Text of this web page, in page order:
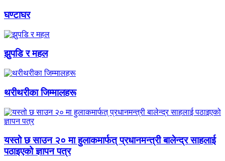
घण्टाघर
झुपडि र महल
थरीथरीका जिम्मालहरू
यस्तो छ साउन २० मा हुलाकमार्फत् प्रधानमन्त्री बालेन्द्र साहलाई
पठाइएको ज्ञापन पत्र